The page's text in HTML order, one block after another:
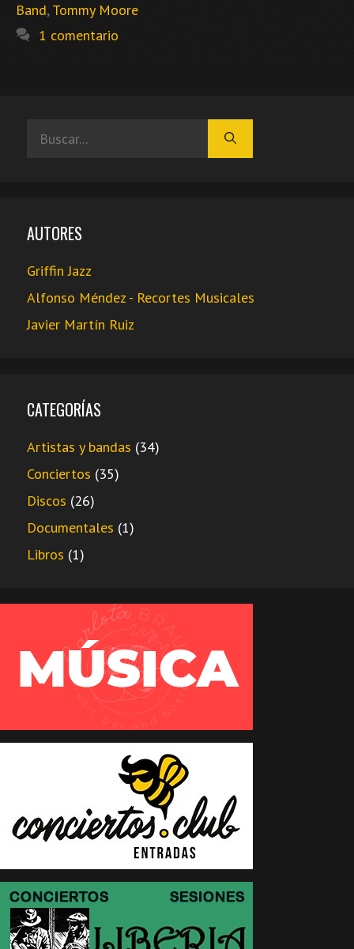
Band,Tommy Moore
1 comentario
AUTORES
Griffin Jazz
Alfonso Méndez - Recortes Musicales
Javier Martín Ruiz
CATEGORÍAS
Artistas y bandas (34)
Conciertos (35)
Discos (26)
Documentales (1)
Libros (1)